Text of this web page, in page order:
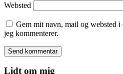
Websted
Gem mit navn, mail og websted
jeg kommenterer.
Lidt om mig